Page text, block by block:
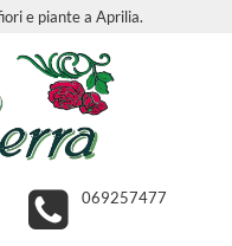
e piante a Aprilia.
069257477